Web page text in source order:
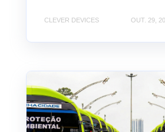
CLEVER DEVICES OUT. 29,